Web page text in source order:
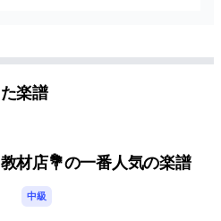
publishers/1200
楽譜
材店💐の一番人気の楽譜
中級